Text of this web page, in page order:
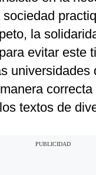
sociedad
la
evitar este
universidades
textos de